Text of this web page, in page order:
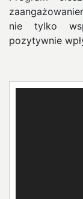
nie tylko
pozytywnie